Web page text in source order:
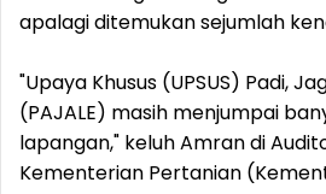
apalagi ditemukan sejumlah
"Upaya Khusus (UPSUS) Padi,
(PAJALE) masih menjumpai
lapangan," keluh Amran di
Kementerian Pertanian